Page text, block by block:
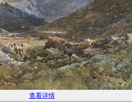
查看详情